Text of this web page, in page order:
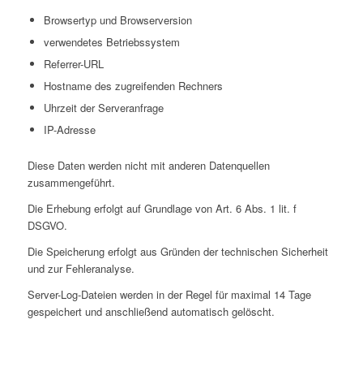
Browsertyp und Browserversion
verwendetes Betriebssystem
Referrer-URL
Hostname des zugreifenden Rechners
Uhrzeit der Serveranfrage
IP-Adresse
Diese Daten werden nicht mit anderen Datenquellen
zusammengeführt.
Die Erhebung erfolgt auf Grundlage von Art. 6 Abs. 1 lit. f
DSGVO.
Die Speicherung erfolgt aus Gründen der technischen Sicherheit
und zur Fehleranalyse.
Server-Log-Dateien werden in der Regel für maximal 14 Tage
gespeichert und anschließend automatisch gelöscht.